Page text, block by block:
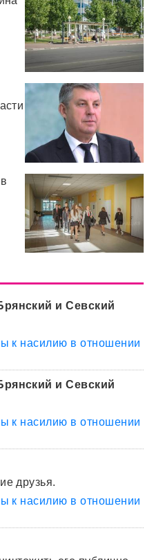
и Севский
к насилию в отношении
и Севский
к насилию в отношении
друзья.
к насилию в отношении